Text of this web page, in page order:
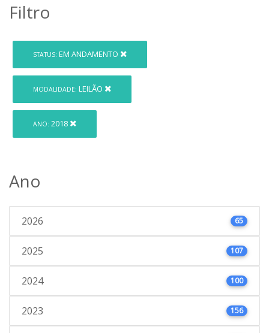
Filtro
STATUS: EM ANDAMENTO
MODALIDADE: LEILÃO
ANO: 2018
Ano
2026 65
2025 107
2024 100
2023 156